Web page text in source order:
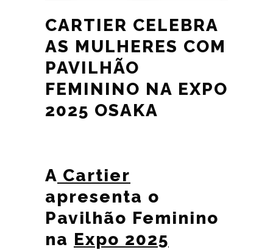
CARTIER CELEBRA
AS MULHERES COM
PAVILHÃO
FEMININO NA EXPO
2025 OSAKA
A Cartier
apresenta o
Pavilhão Feminino
na Expo 2025